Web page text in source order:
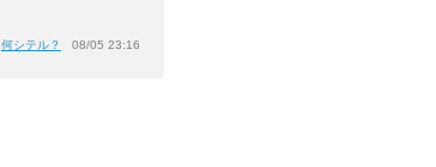
何シテル？ 08/05 23:16